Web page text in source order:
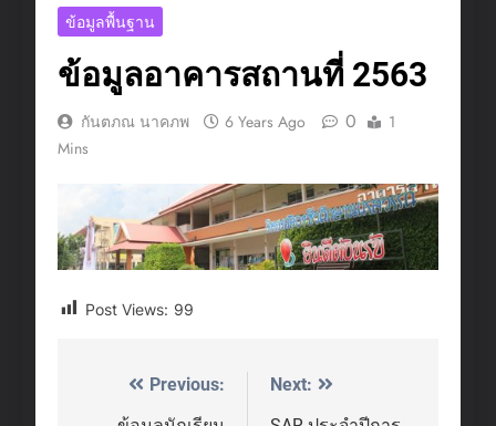
ข้อมูลพื้นฐาน
ข้อมูลอาคารสถานที่ 2563
กันตภณ นาคภพ 6 Years Ago 0
1
Mins
Post Views: 99
Post
Previous:
Next: